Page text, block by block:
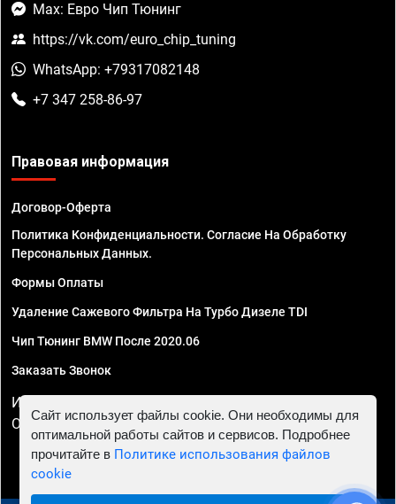
Max: Евро Чип Тюнинг
https://vk.com/euro_chip_tuning
WhatsApp: +79317082148
+7 347 258-86-97
Правовая информация
Договор-Оферта
Политика Конфиденциальности. Согласие На Обработку
Персональных Данных.
Формы Оплаты
Удаление Сажевого Фильтра На Турбо Дизеле TDI
Чип Тюнинг BMW После 2020.06
Заказать Звонок
ИП Смирнов Георгий Павлович. ИНН 781302555843,
ОГРНИП 324470400032610
Сайт использует файлы cookie. Они необходимы для
оптимальной работы сайтов и сервисов. Подробнее
прочитайте в Политике использования файлов
cookie